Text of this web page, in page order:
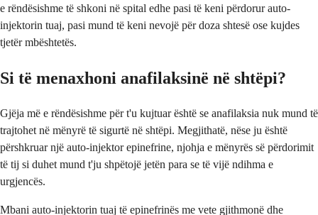
e rëndësishme të shkoni në spital edhe pasi të keni përdorur auto-
injektorin tuaj, pasi mund të keni nevojë për doza shtesë ose kujdes
tjetër mbështetës.
Si të menaxhoni anafilaksinë në shtëpi?
Gjëja më e rëndësishme për t'u kujtuar është se anafilaksia nuk mund të
trajtohet në mënyrë të sigurtë në shtëpi. Megjithatë, nëse ju është
përshkruar një auto-injektor epinefrine, njohja e mënyrës së përdorimit
të tij si duhet mund t'ju shpëtojë jetën para se të vijë ndihma e
urgjencës.
Mbani auto-injektorin tuaj të epinefrinës me vete gjithmonë dhe